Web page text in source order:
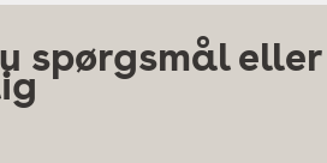
spørgsmål